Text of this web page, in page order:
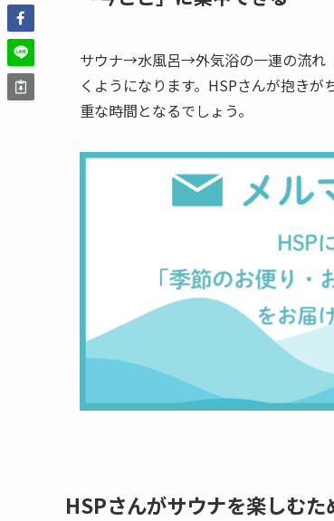
サウナ→水風呂→外気浴の一連の流れ
くようになります。HSPさんが抱き
重な時間となるでしょう。
HSPさんがサウナを楽しむた